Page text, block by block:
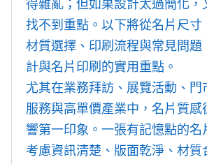
得雜亂；但如果設計太過簡化，
找不到重點。以下將從名片尺寸
材質選擇、印刷流程與常見問題
計與名片印刷的實用重點。
尤其在業務拜訪、展覽活動、門
服務與高單價產業中，名片質感
響第一印象。一張有記憶點的名
考慮資訊清楚、版面乾淨、材質